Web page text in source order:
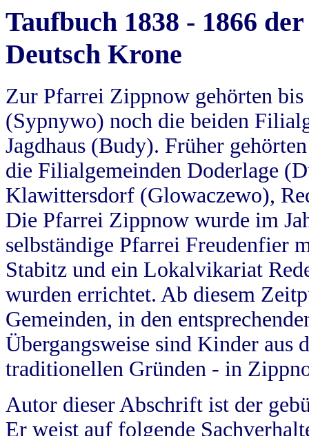
Taufbuch 1838 - 1866
Deutsch Krone
Zur Pfarrei Zippnow gehörten
(Sypnywo) noch die beiden
Jagdhaus (Budy). Früher
die Filialgemeinden Doderlage
Klawittersdorf (Glowaczewo),
Die Pfarrei Zippnow wurde im
selbständige Pfarrei Freudenfier
Stabitz und ein Lokalvikariat
wurden errichtet. Ab diesem
Gemeinden, in den
Übergangsweise sind Kinder aus
traditionellen Gründen - in
Autor dieser Abschrift ist der
Er weist auf folgende